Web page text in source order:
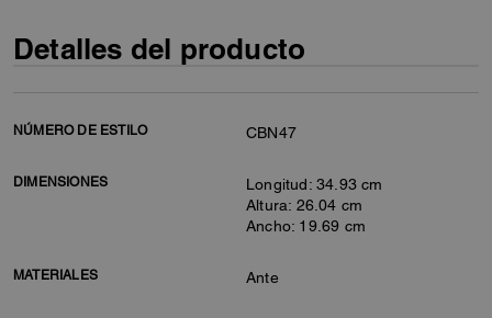
Detalles del producto
NÚMERO DE ESTILO CBN47
DIMENSIONES
Longitud: 34.93 cm
Altura: 26.04 cm
Ancho: 19.69 cm
MATERIALES Ante